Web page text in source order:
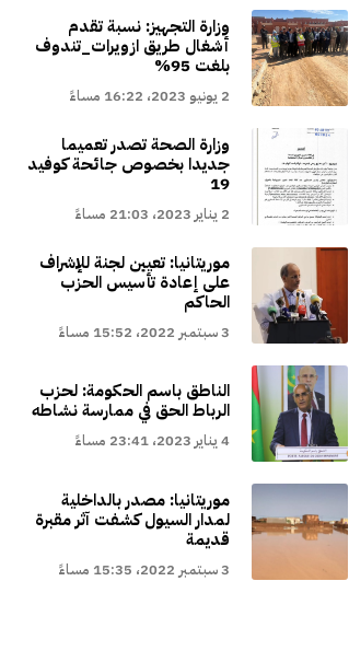
وزارة التجهيز: نسبة تقدم
أشغال طريق ازويرات_تندوف
بلغت 95%
2 يونيو 2023، 16:22 مساءً
وزارة الصحة تصدر تعميما
جديدا بخصوص جائحة كوفيد
19
2 يناير 2023، 21:03 مساءً
موريتانيا: تعيين لجنة للإشراف
على إعادة تأسيس الحزب
الحاكم
3 سبتمبر 2022، 15:52 مساءً
الناطق باسم الحكومة: لحزب
الرباط الحق في ممارسة نشاطه
4 يناير 2023، 23:41 مساءً
موريتانيا: مصدر بالداخلية
لمدار السيول كشفت آثر مقبرة
قديمة
3 سبتمبر 2022، 15:35 مساءً